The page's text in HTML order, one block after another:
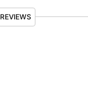
REVIEWS